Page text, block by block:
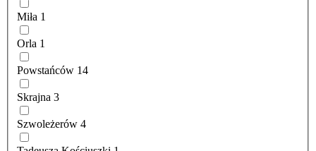
Miła 1
Orla 1
Powstańców 14
Skrajna 3
Szwoleżerów 4